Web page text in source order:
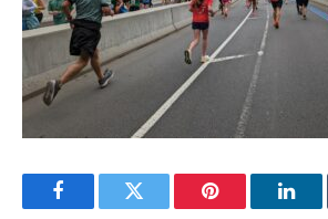
FacebookTwitter Pinterest